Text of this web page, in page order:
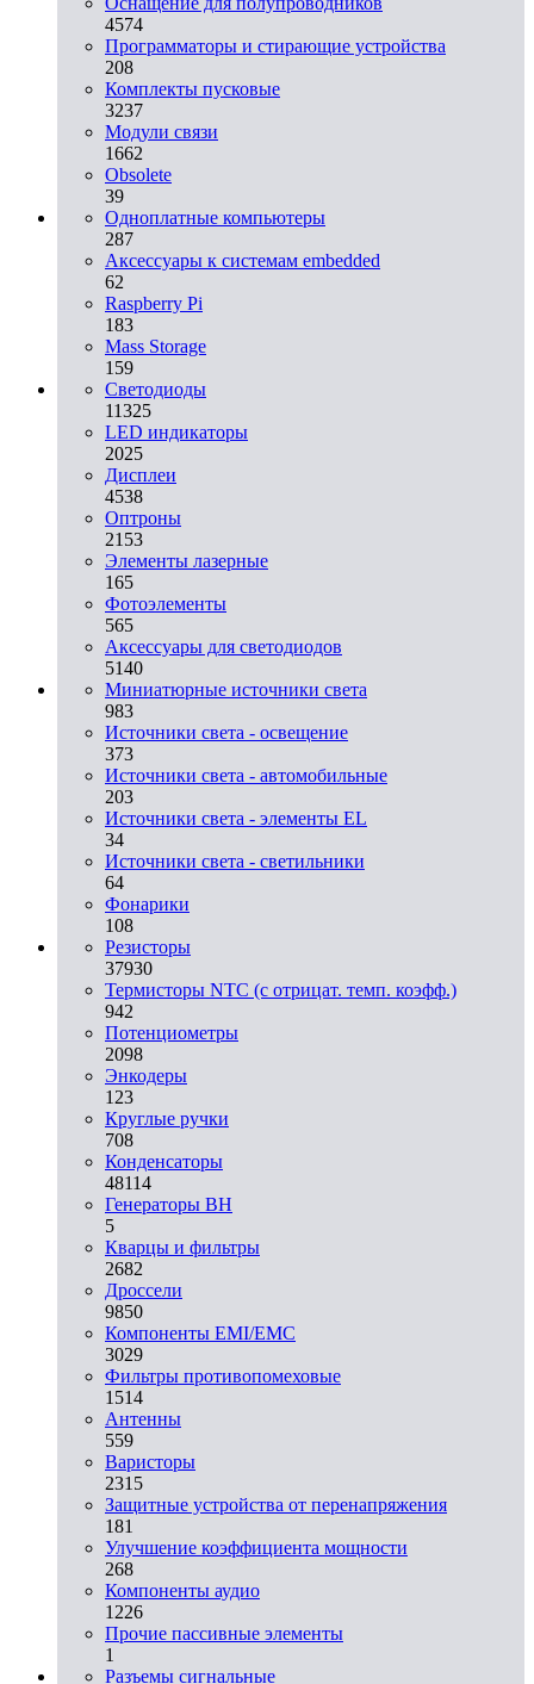
4574
Программаторы и стирающие устройства
208
Комплекты пусковые
3237
Модули связи
1662
Obsolete
39
Одноплатные компьютеры
287
Аксессуары к системам embedded
62
Raspberry Pi
183
Mass Storage
159
Светодиоды
11325
LED индикаторы
2025
Дисплеи
4538
Оптроны
2153
Элементы лазерные
165
Фотоэлементы
565
Аксессуары для светодиодов
5140
Миниатюрные источники света
983
Источники света - освещение
373
Источники света - автомобильные
203
Источники света - элементы EL
34
Источники света - светильники
64
Фонарики
108
Резисторы
37930
Термисторы NTC (с отрицат. темп. коэфф.)
942
Потенциометры
2098
Энкодеры
123
Круглые ручки
708
Конденсаторы
48114
Генераторы ВН
5
Кварцы и фильтры
2682
Дроссели
9850
Компоненты EMI/EMC
3029
Фильтры противопомеховые
1514
Антенны
559
Варисторы
2315
Защитные устройства от перенапряжения
181
Улучшение коэффициента мощности
268
Компоненты аудио
1226
Прочие пассивные элементы
1
Разъeмы сигнальные